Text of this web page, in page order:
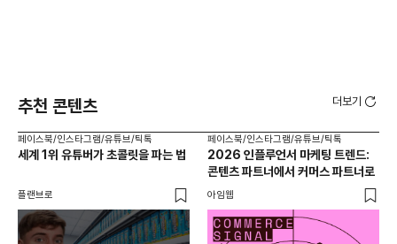
추천 콘텐츠 더보기
페이스북/인스타그램/유튜브/틱톡
세계 1위 유튜버가 초콜릿을 파는 법
플랜브로
페이스북/인스타그램/유튜브/틱톡
2026 인플루언서 마케팅 트렌드:
콘텐츠 파트너에서 커머스 파트너로
아임웹